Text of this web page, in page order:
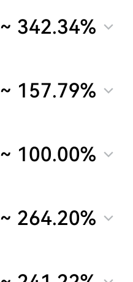
~ 342.34%
~ 157.79%
~ 100.00%
~ 264.20%